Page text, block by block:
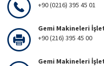
+90 (0216) 395 45 01
Gemi Makineleri
+90 (216) 395 45 00
Gemi Makineleri